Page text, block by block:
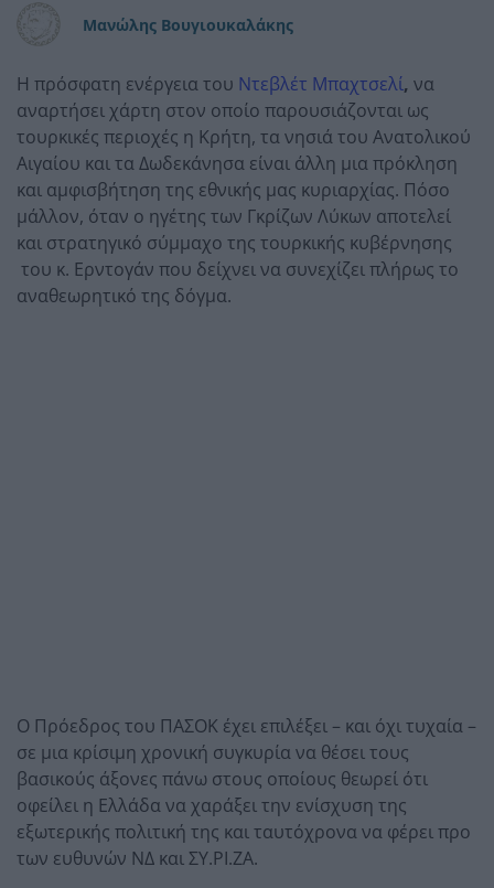
Μανώλης Βουγιουκαλάκης
Η πρόσφατη ενέργεια του Ντεβλέτ Μπαχτσελί, να
αναρτήσει χάρτη στον οποίο παρουσιάζονται ως
τουρκικές περιοχές η Κρήτη, τα νησιά του Ανατολικού
Αιγαίου και τα Δωδεκάνησα είναι άλλη μια πρόκληση
και αμφισβήτηση της εθνικής μας κυριαρχίας. Πόσο
μάλλον, όταν ο ηγέτης των Γκρίζων Λύκων αποτελεί
και στρατηγικό σύμμαχο της τουρκικής κυβέρνησης
του κ. Ερντογάν που δείχνει να συνεχίζει πλήρως το
αναθεωρητικό της δόγμα.
Ο Πρόεδρος του ΠΑΣΟΚ έχει επιλέξει – και όχι τυχαία –
σε μια κρίσιμη χρονική συγκυρία να θέσει τους
βασικούς άξονες πάνω στους οποίους θεωρεί ότι
οφείλει η Ελλάδα να χαράξει την ενίσχυση της
εξωτερικής πολιτική της και ταυτόχρονα να φέρει προ
των ευθυνών ΝΔ και ΣΥ.ΡΙ.ΖΑ.